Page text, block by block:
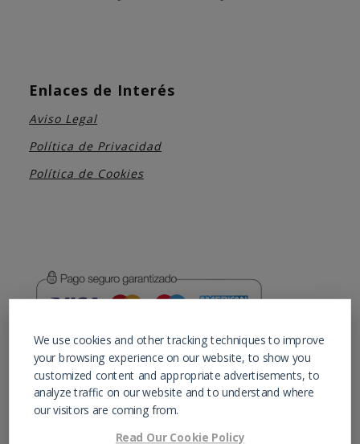
Enlaces de Interés
Aviso Legal
Política de Privacidad
Política de Cookies
En calidad de Afiliados de Amazon, obtenemos
ingresos por las compras adscritas que
cumplen los requisitos aplicables.
We use cookies and other tracking techniques to improve
your browsing experience on our website, to show you
customized content and appropriate advertisements, to
analyze traffic on our website and to understand where
our visitors are coming from.
Read Our Cookie Policy